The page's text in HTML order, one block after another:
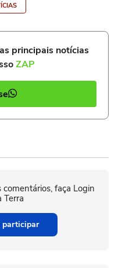
principais notícias
ZAP
faça Login
Terra
participar